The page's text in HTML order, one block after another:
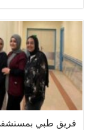
فريق طبي بمستشفى